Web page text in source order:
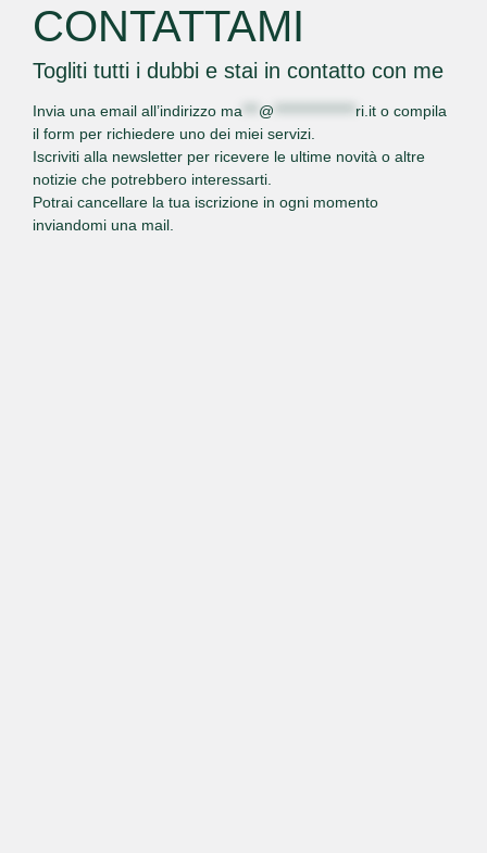
CONTATTAMI
Togliti tutti i dubbi e stai in contatto con me
Invia una email all’indirizzo ma @ ri.it o compila
il form per richiedere uno dei miei servizi.
Iscriviti alla newsletter per ricevere le ultime novità o altre
notizie che potrebbero interessarti.
Potrai cancellare la tua iscrizione in ogni momento
inviandomi una mail.